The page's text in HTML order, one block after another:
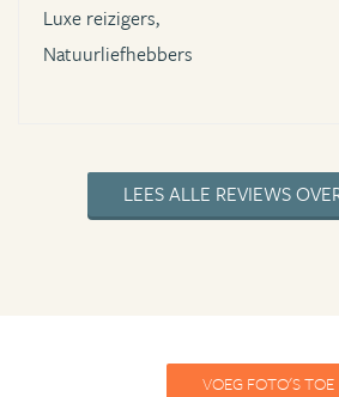
Luxe reizigers,
Natuurliefhebbers
LEES ALLE REVIEWS
VOEG FOTO'S TOE